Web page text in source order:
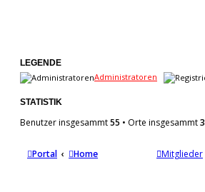
LEGENDE
Administratoren
STATISTIK
Benutzer insgesammt55 • Orte insgesammt3
Portal Home
Mitglieder